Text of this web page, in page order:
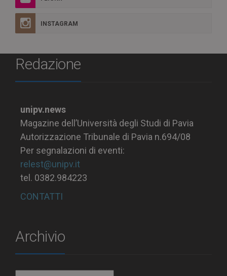
INSTAGRAM
Redazione
unipv.news
Magazine dell’Università degli Studi di Pavia
Autorizzazione Tribunale di Pavia n.694/08
Per segnalazioni di eventi:
relest@unipv.it
tel. 0382.984223
CONTATTI
Archivio